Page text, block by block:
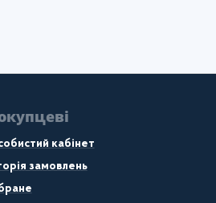
кабінет
замовлень